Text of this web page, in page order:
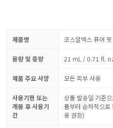
제품명 코스알엑스 퓨어
용량 및 중량 21 mL / 0.71 fl.
제품 주요 사양 모든 피부 사용
사용기한 또는
개봉 후 사용기
간
상품 발송일 기준
품부터 순차적으
용 권장)